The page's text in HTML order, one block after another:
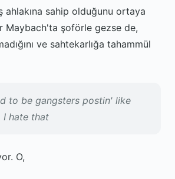
ahlakına sahip olduğunu ortaya
Maybach'ta şoförle gezse de,
ve sahtekarlığa tahammül
to be gangsters postin' like
I hate that
O,